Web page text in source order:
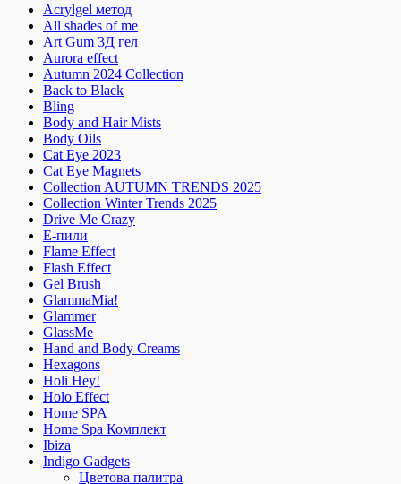
Acrylgel метод
All shades of me
Art Gum 3Д гел
Aurora effect
Autumn 2024 Collection
Back to Black
Bling
Body and Hair Mists
Body Oils
Cat Eye 2023
Cat Eye Magnets
Collection AUTUMN TRENDS 2025
Collection Winter Trends 2025
Drive Me Crazy
E-пили
Flame Effect
Flash Effect
Gel Brush
GlammaMia!
Glammer
GlassMe
Hand and Body Creams
Hexagons
Holi Hey!
Holo Effect
Home SPA
Home Spa Комплект
Ibiza
Indigo Gadgets
Цветова палитра